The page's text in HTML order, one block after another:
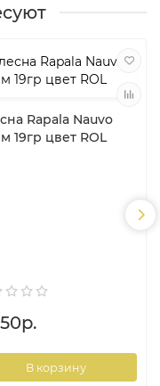
Rapala Nauvo
19гр цвет ROL
В корзину